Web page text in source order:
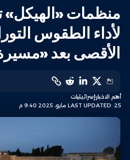
منظمات «الهيكل»
لأداء الطقوس
الأقصى بعد
LAST UPDATED: 25 مايو، 2025 9:40 م
أهم الاخبارإسرائيليات